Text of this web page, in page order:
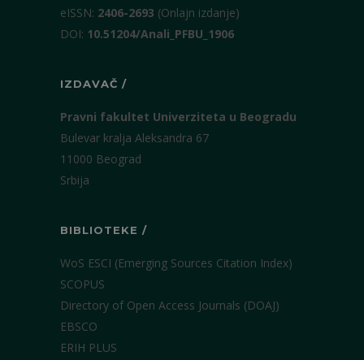
eISSN: 2406-2693 (Onlajn izdanje)
DOI: 10.51204/Anali_PFBU_1906
IZDAVAČ /
Pravni fakultet Univerziteta u Beogradu
Bulevar kralja Aleksandra 67
11000 Beograd
Srbija
BIBLIOTEKE /
WoS ESCI (Emerging Sources Citation Index)
SCOPUS
Directory of Open Access Journals (DOAJ)
EBSCO
ERIH PLUS